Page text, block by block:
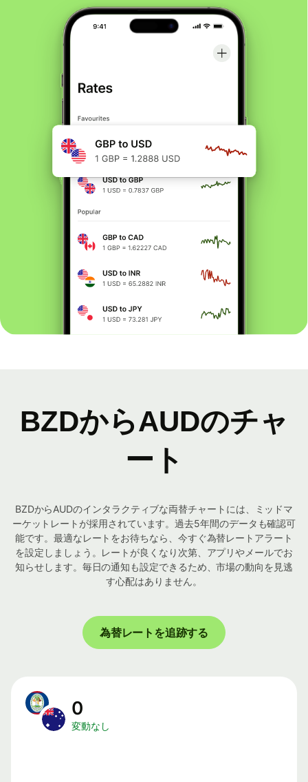
BZDからAUDのチャ
ート
BZDからAUDのインタラクティブな両替チャートには、ミッドマ
ーケットレートが採用されています。過去5年間のデータも確認可
能です。最適なレートをお待ちなら、今すぐ為替レートアラート
を設定しましょう。レートが良くなり次第、アプリやメールでお
知らせします。毎日の通知も設定できるため、市場の動向を見逃
す心配はありません。
為替レートを追跡する
0
変動なし